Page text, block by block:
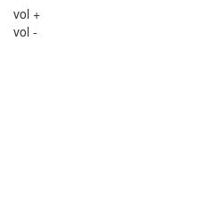
vol +
vol -